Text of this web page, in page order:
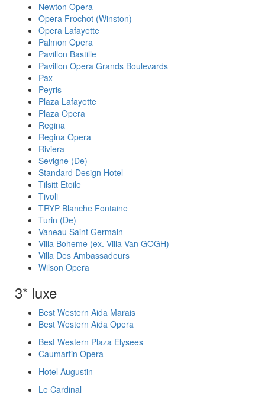
Newton Opera
Opera Frochot (Winston)
Opera Lafayette
Palmon Opera
Pavillon Bastille
Pavillon Opera Grands Boulevards
Pax
Peyris
Plaza Lafayette
Plaza Opera
Regina
Regina Opera
Riviera
Sevigne (De)
Standard Design Hotel
Tilsitt Etoile
Tivoli
TRYP Blanche Fontaine
Turin (De)
Vaneau Saint Germain
Villa Boheme (ex. Villa Van GOGH)
Villa Des Ambassadeurs
Wilson Opera
3* luxe
Best Western Aida Marais
Best Western Aida Opera
Best Western Plaza Elysees
Caumartin Opera
Hotel Augustin
Le Cardinal